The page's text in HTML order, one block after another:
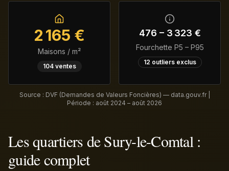
2 165 €
Maisons / m²
104ventes
476 – 3 323 €
Fourchette P5 – P95
12 outliers exclus
Source : DVF (Demandes de Valeurs Foncières) — data.gouv.fr |
Période : août 2024 – août 2026
Les quartiers de Sury-le-Comtal :
guide complet